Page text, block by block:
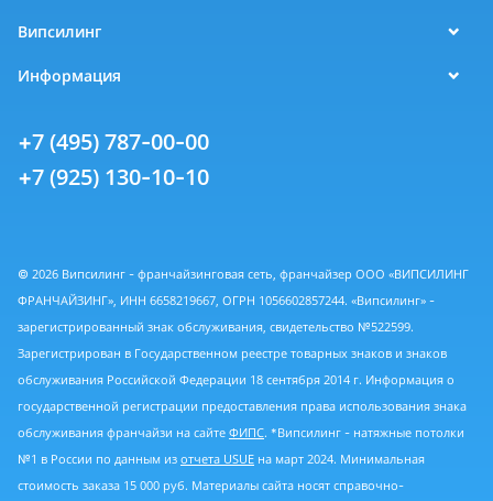
Випсилинг
Информация
+7 (495) 787-00-00
+7 (925) 130-10-10
© 2026 Випсилинг - франчайзинговая сеть, франчайзер ООО «ВИПСИЛИНГ
ФРАНЧАЙЗИНГ», ИНН 6658219667, ОГРН 1056602857244. «Випсилинг» -
зарегистрированный знак обслуживания, свидетельство №522599.
Зарегистрирован в Государственном реестре товарных знаков и знаков
обслуживания Российской Федерации 18 сентября 2014 г. Информация о
государственной регистрации предоставления права использования знака
обслуживания франчайзи на сайте ФИПС. *Випсилинг - натяжные потолки
№1 в России по данным из отчета USUE на март 2024. Минимальная
стоимость заказа 15 000 руб. Материалы сайта носят справочно-